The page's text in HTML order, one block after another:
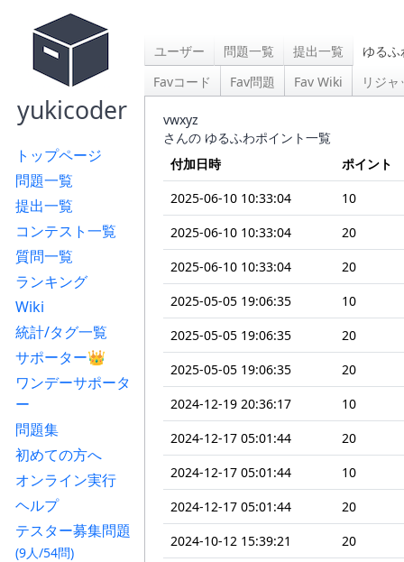
yukicoder
トップページ
問題一覧
提出一覧
コンテスト一覧
質問一覧
ランキング
Wiki
統計/タグ一覧
サポーター👑
ワンデーサポータ
ー
問題集
初めての方へ
オンライン実行
ヘルプ
テスター募集問題
(9人/54問)
ユーザー 問題一覧 提出一覧
ゆる
Favコード
Fav問題 Fav Wiki リジ
vwxyz
さんの ゆるふわポイント一覧
付加日時
ポイント
2025-06-10 10:33:04
10
2025-06-10 10:33:04
20
2025-06-10 10:33:04
20
2025-05-05 19:06:35
10
2025-05-05 19:06:35
20
2025-05-05 19:06:35
20
2024-12-19 20:36:17
10
2024-12-17 05:01:44
20
2024-12-17 05:01:44
10
2024-12-17 05:01:44
20
2024-10-12 15:39:21
20